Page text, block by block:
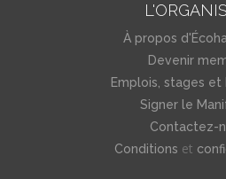
À propos
Devenir
Emplois, stages
Signer le
Contactez-
Conditions et